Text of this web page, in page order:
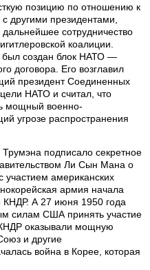
позицию по отношению к
другими президентами,
сотрудничество
коалиции.
был создан блок НАТО —
договора. Его возглавил
президент Соединенных
НАТО и считал, что
мощный военно-
угрозе распространения
подписало секретное
Ли Сын Мана о
американских
армия начала
КНДР. А 27 июня 1950 года
силам США принять участие
оказывали мощную
и другие
война в Корее, которая